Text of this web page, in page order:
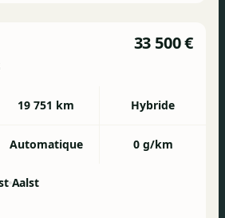
33 500 €
19 751 km Hybride
Automatique 0 g/km
Aalst